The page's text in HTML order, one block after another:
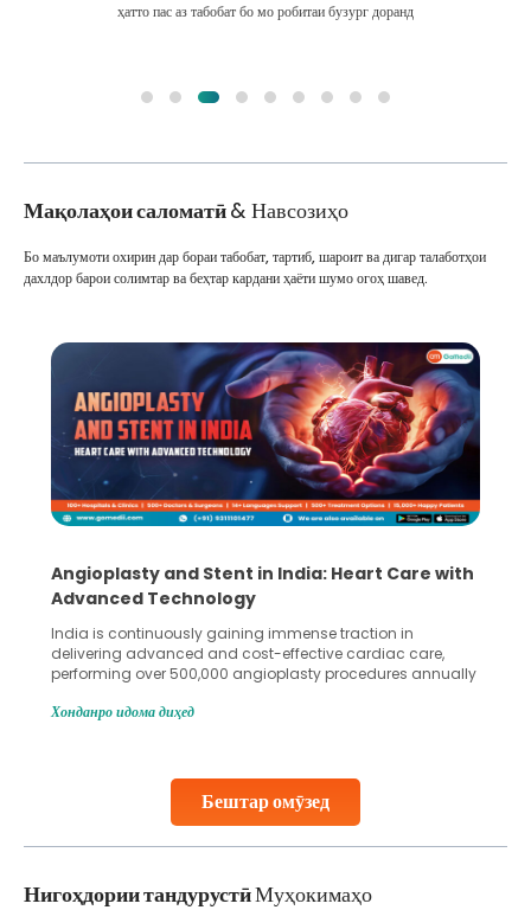
ҳатто пас аз табобат бо мо робитаи бузург доранд
Мақолаҳои саломатӣ& Навсозиҳо
Бештар омӯзед
Бо маълумоти охирин дар бораи табобат, тартиб, шароит ва дигар талаботҳои
дахлдор барои солимтар ва беҳтар кардани ҳаёти шумо огоҳ шавед.
5 Essential Steps for Effective Human Sperm
Collection and Processing Methods
Human sperm collection and processing are critical steps
in advanced reproductive techniques like In Vitro
Fertilization (IVF) and intrauterine insemination (IUI). These
challenges and help couples achieve their dream of
collected, they process the
Хонданро идома диҳед
Нигоҳдории тандурустӣМуҳокимаҳо